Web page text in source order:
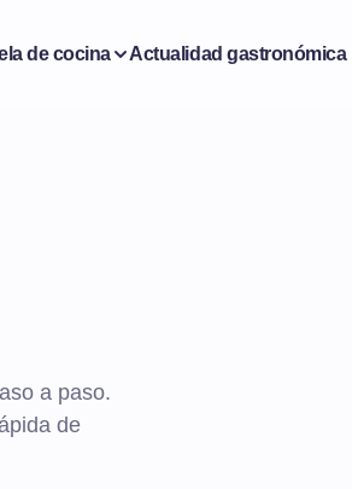
de cocina Actualidad gastronómica
a paso.
de